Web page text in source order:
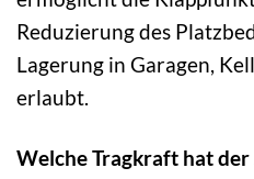
Reduzierung des
Lagerung in Garagen,
erlaubt.
Welche Tragkraft hat der